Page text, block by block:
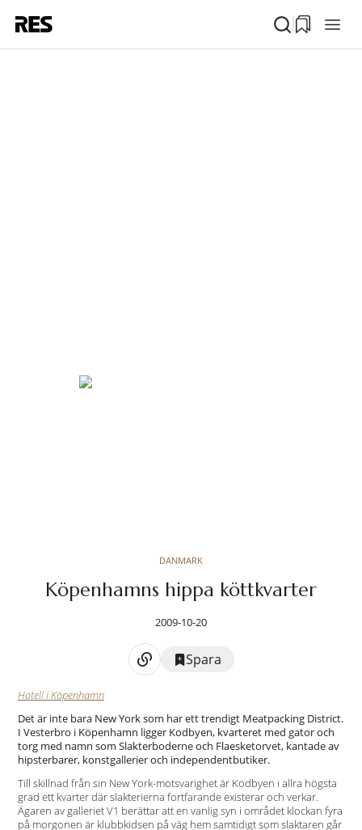
DANMARK
Köpenhamns hippa köttkvarter
2009-10-20
Spara
Hotell i Köpenhamn
Det är inte bara New York som har ett trendigt Meatpacking District.
I Vesterbro i Köpenhamn ligger Kodbyen, kvarteret med gator och
torg med namn som Slakterboderne och Flaesketorvet, kantade av
hipsterbarer, konstgallerier och independentbutiker.
Till skillnad från sin New York-motsvarighet är Kodbyen i allra högsta
grad ett kvarter där slakterierna fortfarande existerar och verkar.
Ägaren av galleriet V1 berättar att en vanlig syn i området klockan fyra
på morgonen är klubbkidsen på väg hem samtidigt som slaktaren går